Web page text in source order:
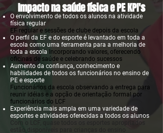
Impacto na saúde física e PE KPI's
O envolvimento de todos os alunos na atividade
física regular
EF regular e sessões de clube depois da escola
O perfil da EF e do esporte é levantado em toda a
escola como uma ferramenta para a melhoria de
toda a escola Incorporando valores, oferecendo
oficinas de saúde e celebrando sucessos
Aumento da confiança, conhecimento e
habilidades de todos os funcionários no ensino de
PE e esporte
Funcionários da escola observando a entrega para
reunir idéias e a opção de orientação formal por
funcionários do LCF
Experiência mais ampla em uma variedade de
esportes e atividades oferecidas a todos os alunos
Com o LCF, quase todos os esportes apropriados